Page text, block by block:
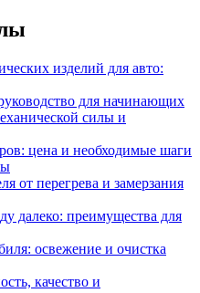
изделий для авто:
для начинающих
силы и
цена и необходимые шаги
от перегрева и замерзания
далеко: преимущества для
освежение и очистка
качество и